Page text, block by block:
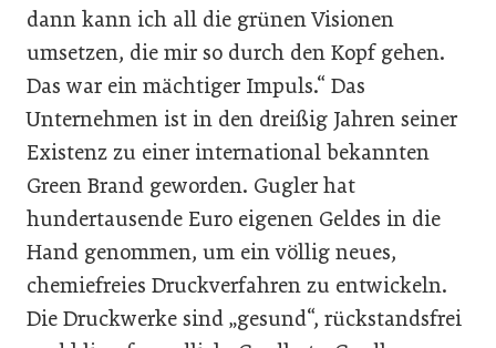
dann kann ich all die grünen Visionen
umsetzen, die mir so durch den Kopf gehen.
Das war ein mächtiger Impuls.“ Das
Unternehmen ist in den dreißig Jahren seiner
Existenz zu einer international bekannten
Green Brand geworden. Gugler hat
hundertausende Euro eigenen Geldes in die
Hand genommen, um ein völlig neues,
chemiefreies Druckverfahren zu entwickeln.
Die Druckwerke sind „gesund“, rückstandsfrei